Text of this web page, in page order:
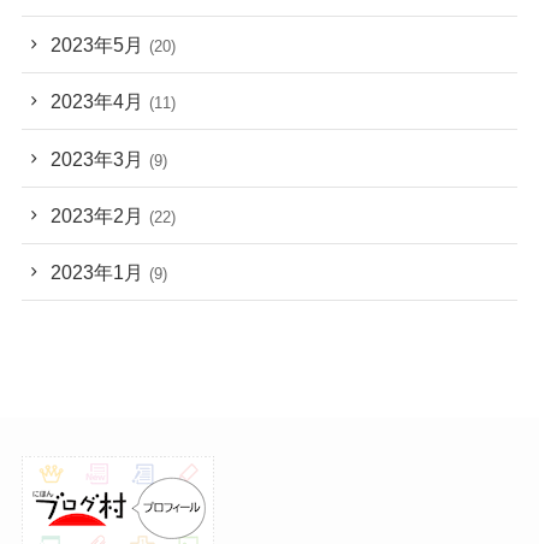
2023年5月 (20)
2023年4月 (11)
2023年3月 (9)
2023年2月 (22)
2023年1月 (9)